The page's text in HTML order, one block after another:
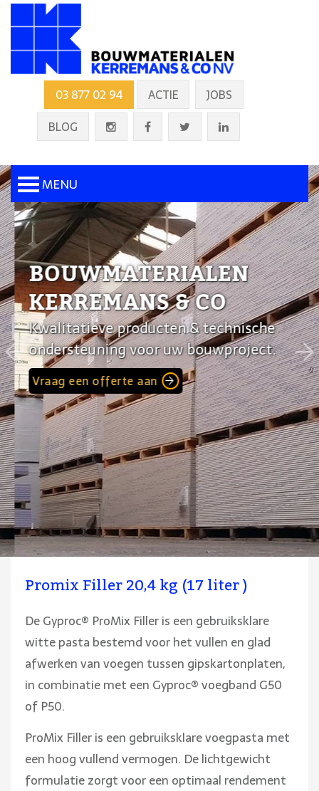
03 877 02 94 ACTIE
JOBS
BLOG
MENU
BOUWMATERIALEN
KERREMANS & CO
Kwalitatieve producten & technische
ondersteuning voor uw bouwproject.
Vraag een offerte aan
Promix Filler 20,4 kg (17 liter )
De Gyproc® ProMix Filler is een gebruiksklare
witte pasta bestemd voor het vullen en glad
afwerken van voegen tussen gipskartonplaten,
in combinatie met een Gyproc® voegband G50
of P50.
ProMix Filler is een gebruiksklare voegpasta met
een hoog vullend vermogen. De lichtgewicht
formulatie zorgt voor een optimaal rendement